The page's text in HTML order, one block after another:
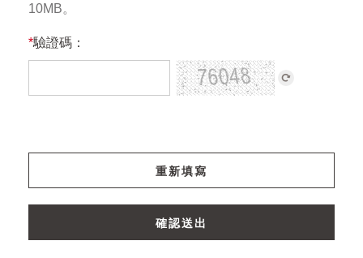
10MB。
*驗證碼：